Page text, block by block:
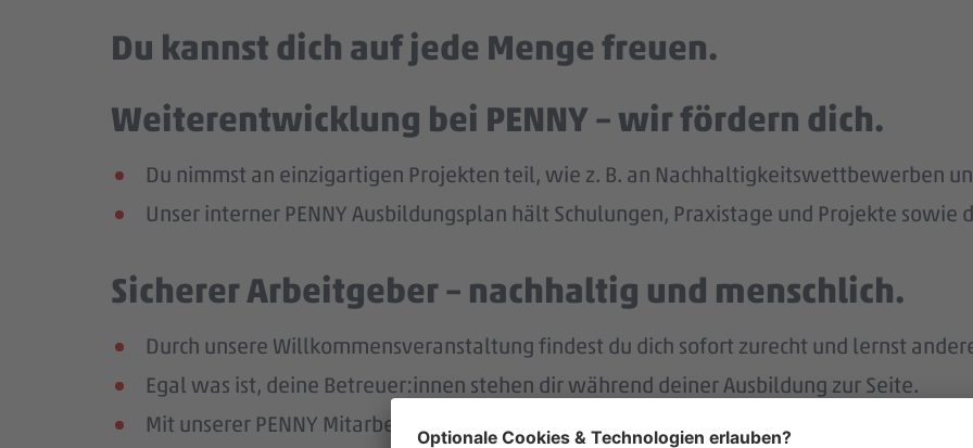
Du kannst dich auf jede Menge freuen.
Weiterentwicklung bei PENNY – wir fördern dich.
Du nimmst an einzigartigen Projekten teil, wie z. B. an Nachhaltigkeitswettbewerben
Unser interner PENNY Ausbildungsplan hält Schulungen, Praxistage und Projekte
Sicherer Arbeitgeber – nachhaltig und menschlich.
Durch unsere Willkommensveranstaltung findest du dich sofort zurecht und lernst
Egal was ist, deine Betreuer:innen stehen dir während deiner Ausbildung zur Seite.
Mit unserer PENNY Mitarbeitenden-App bist du immer gut informiert und intern vernetzt.